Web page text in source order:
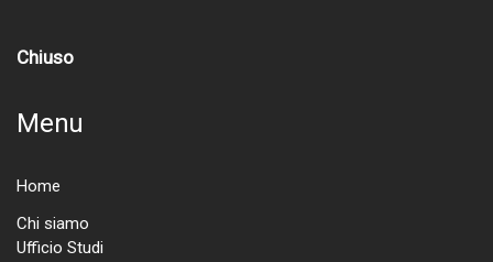
Chiuso
Menu
Home
Chi siamo
Ufficio Studi